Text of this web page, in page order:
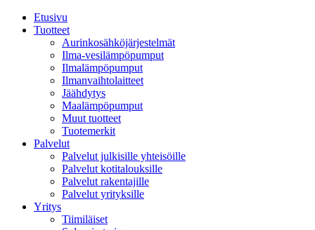
Etusivu
Tuotteet
Aurinkosähköjärjestelmät
Ilma-vesilämpöpumput
Ilmalämpöpumput
Ilmanvaihtolaitteet
Jäähdytys
Maalämpöpumput
Muut tuotteet
Tuotemerkit
Palvelut
Palvelut julkisille yhteisöille
Palvelut kotitalouksille
Palvelut rakentajille
Palvelut yrityksille
Yritys
Tiimiläiset